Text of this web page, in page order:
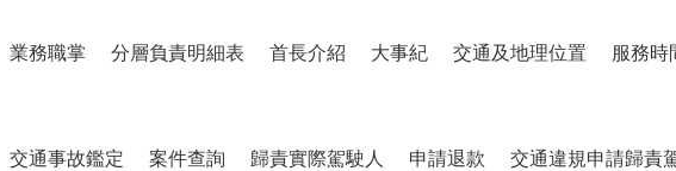
業務職掌 分層負責明細表 首長介紹 大事紀 交通及地理位置 服務時
交通事故鑑定 案件查詢 歸責實際駕駛人 申請退款 交通違規申請歸責